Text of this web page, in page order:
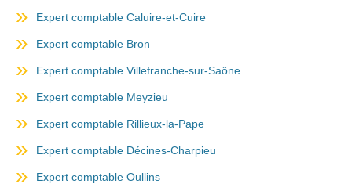
Expert comptable Caluire-et-Cuire
Expert comptable Bron
Expert comptable Villefranche-sur-Saône
Expert comptable Meyzieu
Expert comptable Rillieux-la-Pape
Expert comptable Décines-Charpieu
Expert comptable Oullins